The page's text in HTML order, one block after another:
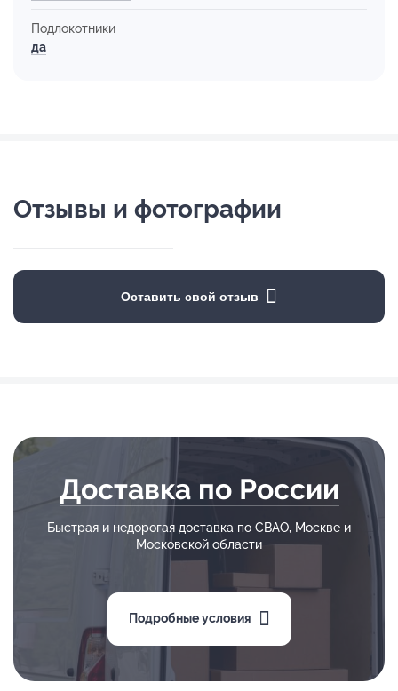
Подлокотники
да
Отзывы и фотографии
Оставить свой отзыв
Доставка по России
Быстрая и недорогая доставка по СВАО, Москве и
Московской области
Подробные условия